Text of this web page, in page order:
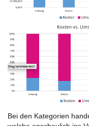
Bei den Kategorien